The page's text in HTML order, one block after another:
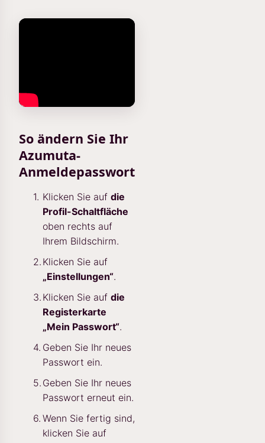
So ändern Sie Ihr
Azumuta-
Anmeldepasswort
Klicken Sie auf die
Profil-Schaltfläche
oben rechts auf
Ihrem Bildschirm.
Klicken Sie auf
„Einstellungen“.
Klicken Sie auf die
Registerkarte
„Mein Passwort“.
Geben Sie Ihr neues
Passwort ein.
Geben Sie Ihr neues
Passwort erneut ein.
Wenn Sie fertig sind,
klicken Sie auf